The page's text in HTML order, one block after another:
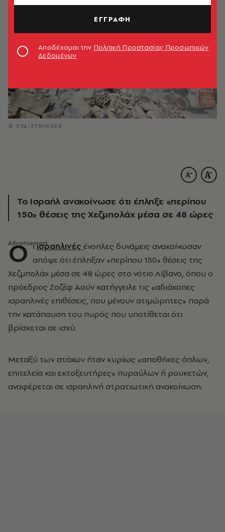
© EPA/STRINGER
Το Ισραήλ ανακοίνωσε ότι έπληξε «περίπου
150» θέσεις της Χεζμπολάχ μέσα σε 48 ώρες
Ο ιισραηλινές ένοπλες δυνάμεις ανακοίνωσαν
απόψε ότι έπληξαν «περίπου 150» θέσεις της
Χεζμπολάχ μέσα σε 48 ώρες στο νότιο Λίβανο, όπου ο
πρόεδρος Ζοζέφ Αούν κατήγγειλε τις «αδιάκοπες
ισραηλινές επιθέσεις, που μένουν ατιμώρητες» παρά
την κατάπαυση του πυρός που υποτίθεται ότι
βρίσκεται σε ισχύ.
Μεταξύ των στόχων ήταν κυρίως «αποθήκες όπλων,
επιτελεία και εκτοξευτήρες» πυραύλων ή ρουκετών,
αναφέρεται σε ισραηλινή στρατιωτική ανακοίνωση.
ΕΓΓΡΑΦΗ
Αποδέχομαι την Πολιτική Προστασίας Προσωπικών
Δεδομένων